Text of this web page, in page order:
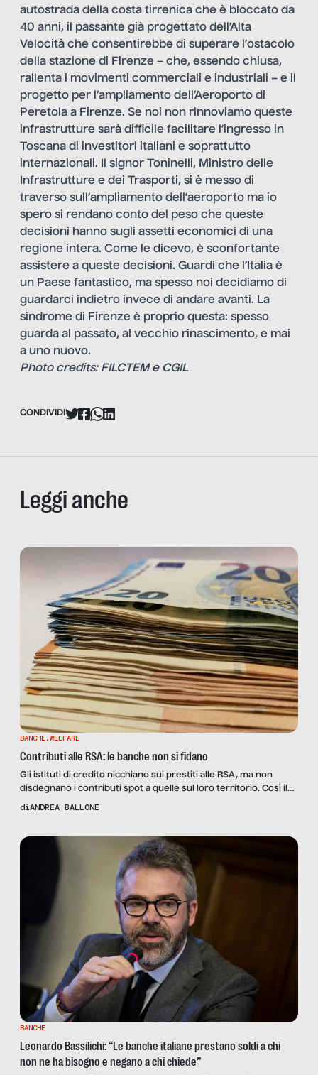
autostrada della costa tirrenica che è bloccato da
40 anni, il passante già progettato dell’Alta
Velocità che consentirebbe di superare l’ostacolo
della stazione di Firenze – che, essendo chiusa,
rallenta i movimenti commerciali e industriali – e il
progetto per l’ampliamento dell’Aeroporto di
Peretola a Firenze. Se noi non rinnoviamo queste
infrastrutture sarà difficile facilitare l’ingresso in
Toscana di investitori italiani e soprattutto
internazionali. Il signor Toninelli, Ministro delle
Infrastrutture e dei Trasporti, si è messo di
traverso sull’ampliamento dell’aeroporto ma io
spero si rendano conto del peso che queste
decisioni hanno sugli assetti economici di una
regione intera. Come le dicevo, è sconfortante
assistere a queste decisioni. Guardi che l’Italia è
un Paese fantastico, ma spesso noi decidiamo di
guardarci indietro invece di andare avanti. La
sindrome di Firenze è proprio questa: spesso
guarda al passato, al vecchio rinascimento, e mai
a uno nuovo.
Photo credits: FILCTEM e CGIL
CONDIVIDI
Leggi anche
BANCHE,WELFARE
Contributi alle RSA: le banche non si fidano
Gli istituti di credito nicchiano sui prestiti alle RSA, ma non
disdegnano i contributi spot a quelle sul loro territorio. Così il
grosso dei fondi arriva dalle regioni.
diANDREA BALLONE
BANCHE
Leonardo Bassilichi: “Le banche italiane prestano soldi a chi
non ne ha bisogno e negano a chi chiede”